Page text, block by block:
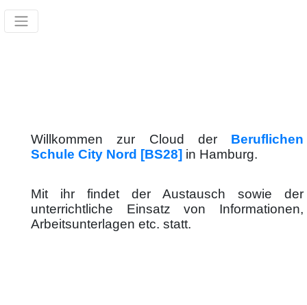
Willkommen zur Cloud der Beruflichen
Schule City Nord [BS28] in Hamburg.
Mit ihr findet der Austausch sowie der
unterrichtliche Einsatz von Informationen,
Arbeitsunterlagen etc. statt.